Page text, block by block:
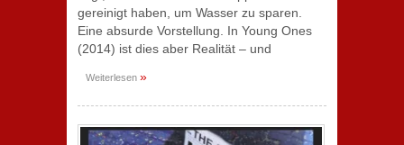
gereinigt haben, um Wasser zu sparen.
Eine absurde Vorstellung. In Young Ones
(2014) ist dies aber Realität – und
Weiterlesen »